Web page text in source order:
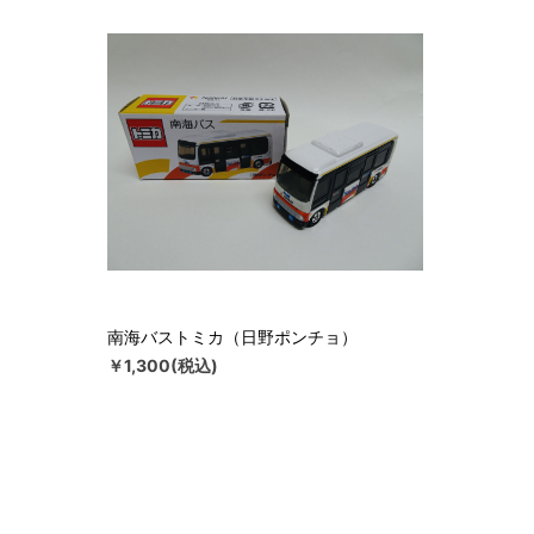
南海バストミカ（日野ポンチョ）
￥1,300(税込)